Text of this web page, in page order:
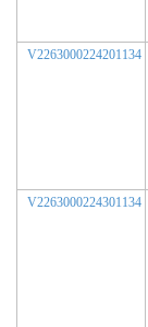
V2263000224201134
V2263000224301134